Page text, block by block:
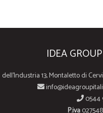
IDEA
13, Montaletto di
0544
P.iva